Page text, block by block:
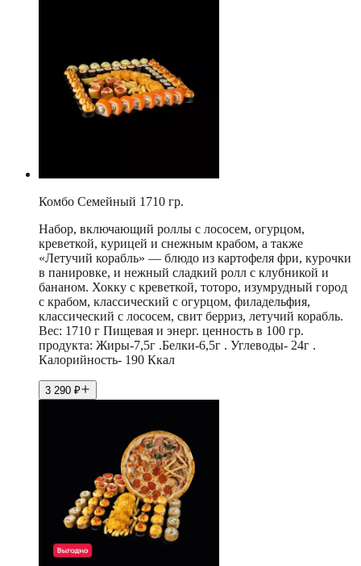
Комбо Семейный 1710 гр.
Набор, включающий роллы с лососем, огурцом,
креветкой, курицей и снежным крабом, а также
«Летучий корабль» — блюдо из картофеля фри, курочки
в панировке, и нежный сладкий ролл с клубникой и
бананом. Хокку с креветкой, тоторо, изумрудный город
с крабом, классический с огурцом, филадельфия,
классический с лососем, свит берриз, летучий корабль.
Вес: 1710 г Пищевая и энерг. ценность в 100 гр.
продукта: Жиры-7,5г .Белки-6,5г . Углеводы- 24г .
Калорийность- 190 Ккал
3 290 ₽